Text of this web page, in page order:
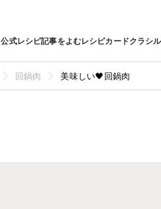
公式レシピ記事をよむレシピカードクラシ
回鍋肉 美味しい🖤回鍋肉